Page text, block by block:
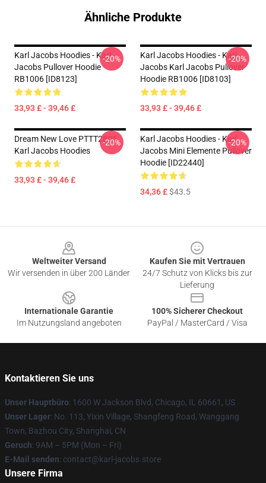
Ähnliche Produkte
Karl Jacobs Hoodies - Karl
Jacobs Pullover Hoodie
RB1006 [ID8123]
33,93 £ - 39,46 £
-20%
Karl Jacobs Hoodies - Karl
Jacobs Karl Jacobs Pullover
Hoodie RB1006 [ID8103]
33,93 £ - 39,46 £
-20%
Dream New Love PTTT2805
Karl Jacobs Hoodies
33,93 £ - 39,46 £
-20%
Karl Jacobs Hoodies - Karl
Jacobs Mini Elemente Pullover
Hoodie [ID22440]
34,36 £$43.5
-20%
Weltweiter Versand
Wir versenden in über 200 Länder
Kaufen Sie mit Vertrauen
24/7 Schutz von Klicks bis zur
Lieferung
Internationale Garantie
Im Nutzungsland angeboten
100% Sicherer Checkout
PayPal / MasterCard / Visa
Kontaktieren Sie uns
Unser Hauptbüro: 1600 W Jackson Blvd, Chicago, IL 60661, US
Unser Lager: No. 113, Yixin Village, Shangfeng Road, Wanggang
Town, Bazhou City, Shanghai, CN
Geruch: 9AM – 5PM (Mon – Fri)
E-Mail senden: contact@karl-jacobs.store
Unsere Firma